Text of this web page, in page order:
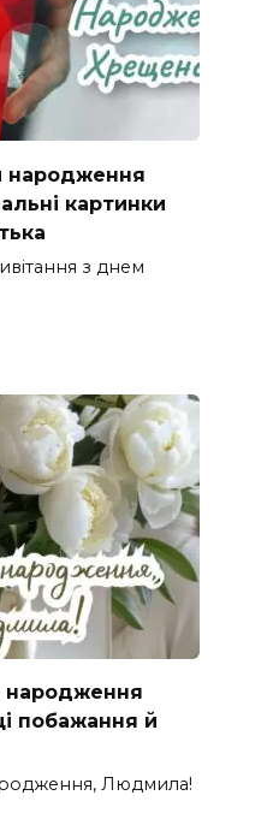
народження
картинки
з днем
народження
побажання й
Людмила!